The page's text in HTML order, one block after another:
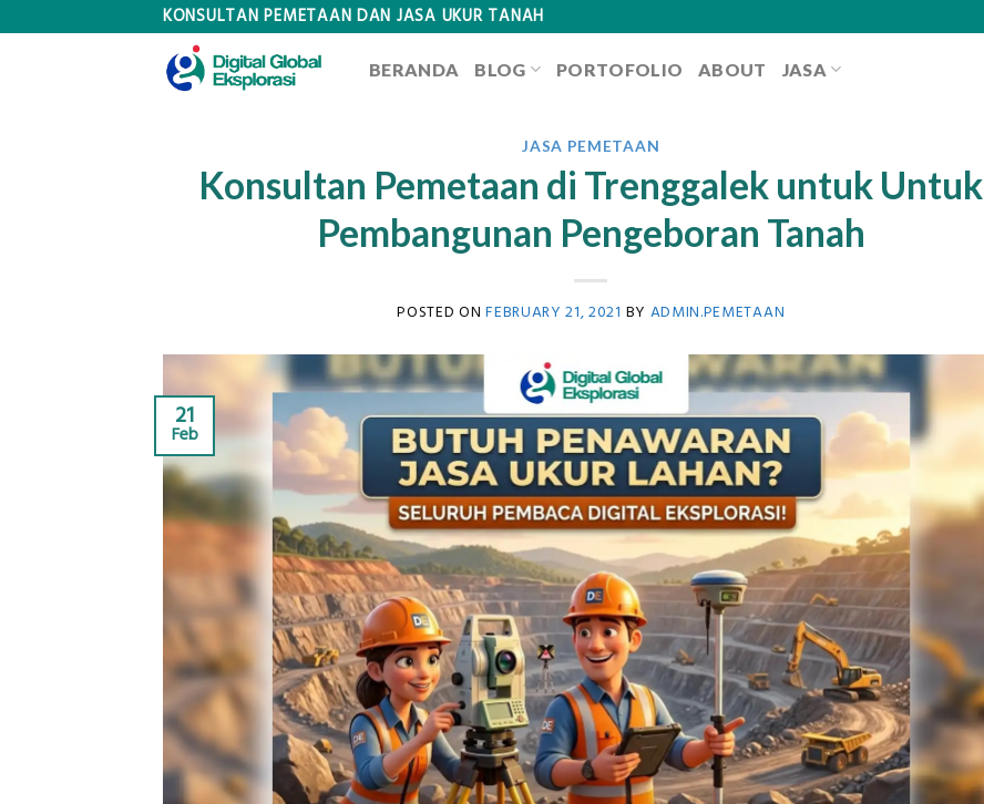
KONSULTAN PEMETAAN DAN JASA UKUR TANAH
BERANDA BLOG PORTOFOLIO ABOUT JASA
JASA PEMETAAN
Konsultan Pemetaan di Trenggalek untuk Untuk
Pembangunan Pengeboran Tanah
POSTED ONFEBRUARY 21, 2021 BY ADMIN.PEMETAAN
21
Feb